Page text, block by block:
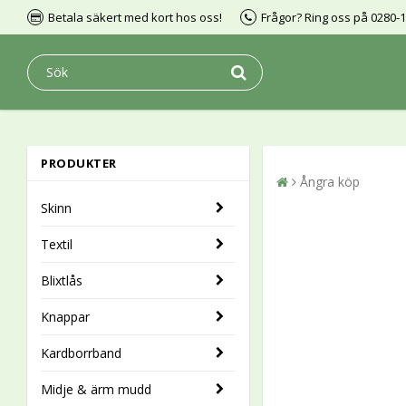
Betala säkert med kort hos oss! Frågor? Ring oss på 0280-
PRODUKTER
Skinn
Textil
Blixtlås
Knappar
Kardborrband
Midje & ärm mudd
Ångra köp